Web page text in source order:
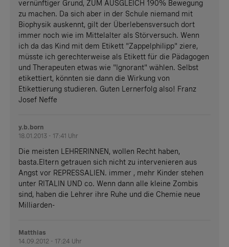
vernünftiger Grund, ZUM AUSGLEICH 190% Bewegung
zu machen. Da sich aber in der Schule niemand mit
Biophysik auskennt, gilt der Überlebensversuch dort
immer noch wie im Mittelalter als Störversuch. Wenn
ich da das Kind mit dem Etikett "Zappelphilipp" ziere,
müsste ich gerechterweise als Etikett für die Pädagogen
und Therapeuten etwas wie "Ignorant" wählen. Selbst
etikettiert, könnten sie dann die Wirkung von
Etikettierung studieren. Guten Lernerfolg also! Franz
Josef Neffe
y.b.born
18.01.2013 - 17:41 Uhr
Die meisten LEHRERINNEN, wollen Recht haben,
basta.Eltern getrauen sich nicht zu intervenieren aus
Angst vor REPRESSALIEN. immer , mehr Kinder stehen
unter RITALIN UND co. Wenn dann alle kleine Zombis
sind, haben die Lehrer ihre Ruhe und die Chemie neue
Milliarden-
Matthias
14.09.2012 - 17:24 Uhr